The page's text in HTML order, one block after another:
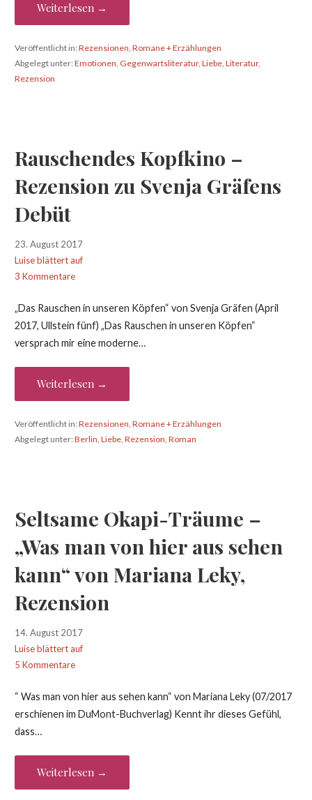
Weiterlesen →
Veröffentlicht in:Rezensionen Romane + Erzählungen
Abgelegt unter:Emotionen Gegenwartsliteratur, Liebe, Literatur,
Rezension
Rauschendes Kopfkino –
Rezension zu Svenja Gräfens
Debüt
23. August 2017
Luise blättert auf
3 Kommentare
„Das Rauschen in unseren Köpfen“ von Svenja Gräfen (April
2017, Ullstein fünf) „Das Rauschen in unseren Köpfen“
versprach mir eine moderne…
Weiterlesen →
Veröffentlicht in:Rezensionen Romane + Erzählungen
Abgelegt unter:Berlin Liebe, Rezension Roman
Seltsame Okapi-Träume –
„Was man von hier aus sehen
kann“ von Mariana Leky,
Rezension
14. August 2017
Luise blättert auf
5 Kommentare
“ Was man von hier aus sehen kann“ von Mariana Leky (07/2017
erschienen im DuMont-Buchverlag) Kennt ihr dieses Gefühl,
dass…
Weiterlesen →